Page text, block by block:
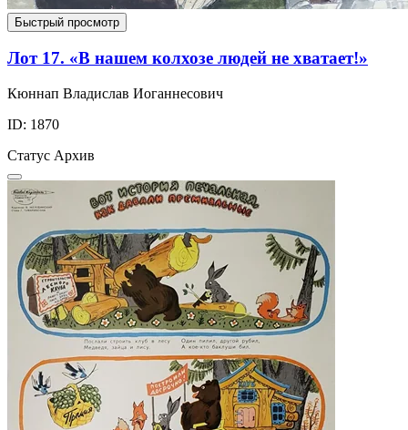
Быстрый просмотр
Лот 17. «В нашем колхозе людей не хватает!»
Кюннап Владислав Иоганнесович
ID: 1870
Статус Архив